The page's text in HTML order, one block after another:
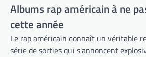
Albums rap américain à ne
cette année
Le rap américain connaît un véritable
série de sorties qui s'annoncent